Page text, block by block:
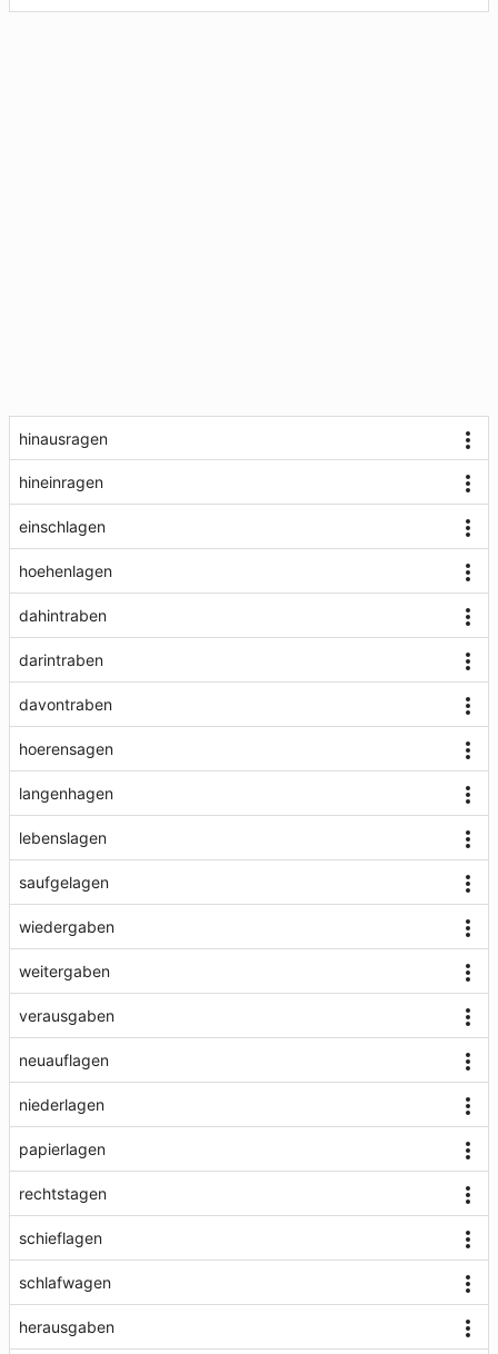
hinausragen
hineinragen
einschlagen
hoehenlagen
dahintraben
darintraben
davontraben
hoerensagen
langenhagen
lebenslagen
saufgelagen
wiedergaben
weitergaben
verausgaben
neuauflagen
niederlagen
papierlagen
rechtstagen
schieflagen
schlafwagen
herausgaben